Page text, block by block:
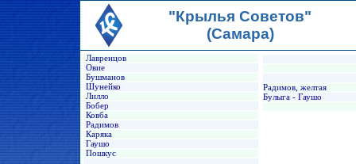
"Крылья Советов"
(Самара)
Лавренцов
Овие
Бушманов
Шунейко
Лилло
Бобер
Ковба
Радимов
Каряка
Гаушо
Пошкус
Радимов, желтая
Булыга - Гаушо